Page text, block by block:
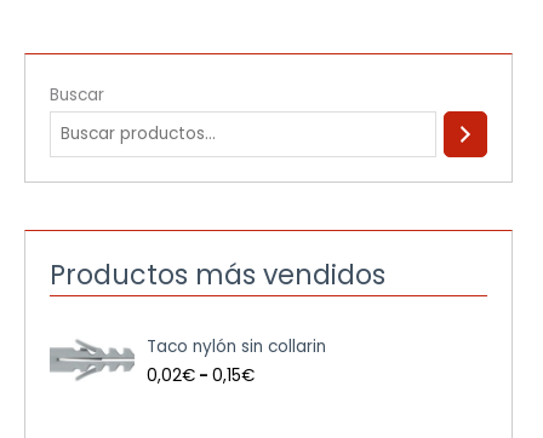
Buscar
Productos más vendidos
Taco nylón sin collarin
0,02€ - 0,15€
a
n